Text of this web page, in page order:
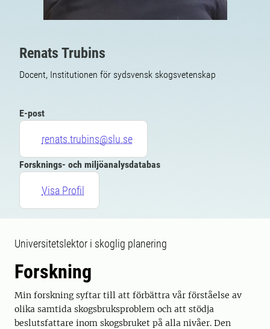
Renats Trubins
Docent, Institutionen för sydsvensk skogsvetenskap
E-post
renats.trubins@slu.se
Forsknings- och miljöanalysdatabas
Visa Profil
Universitetslektor i skoglig planering
Forskning
Min forskning syftar till att förbättra vår förståelse av
olika samtida skogsbruksproblem och att stödja
beslutsfattare inom skogsbruket på alla nivåer. Den